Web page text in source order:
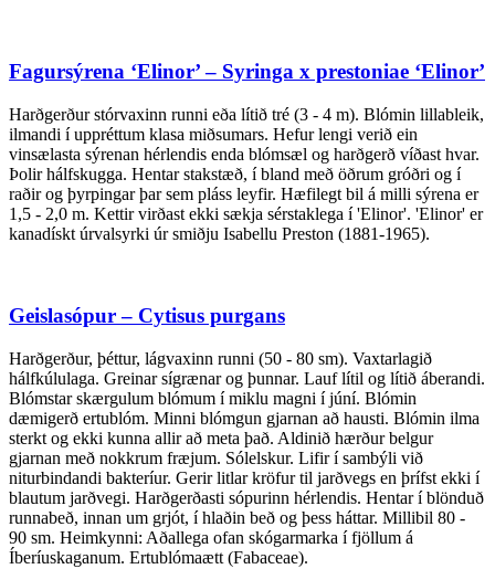
Fagursýrena ‘Elinor’ – Syringa x prestoniae ‘Elinor’
Harðgerður stórvaxinn runni eða lítið tré (3 - 4 m). Blómin lillableik,
ilmandi í uppréttum klasa miðsumars. Hefur lengi verið ein
vinsælasta sýrenan hérlendis enda blómsæl og harðgerð víðast hvar.
Þolir hálfskugga. Hentar stakstæð, í bland með öðrum gróðri og í
raðir og þyrpingar þar sem pláss leyfir. Hæfilegt bil á milli sýrena er
1,5 - 2,0 m. Kettir virðast ekki sækja sérstaklega í 'Elinor'. 'Elinor' er
kanadískt úrvalsyrki úr smiðju Isabellu Preston (1881-1965).
Geislasópur – Cytisus purgans
Harðgerður, þéttur, lágvaxinn runni (50 - 80 sm). Vaxtarlagið
hálfkúlulaga. Greinar sígrænar og þunnar. Lauf lítil og lítið áberandi.
Blómstar skærgulum blómum í miklu magni í júní. Blómin
dæmigerð ertublóm. Minni blómgun gjarnan að hausti. Blómin ilma
sterkt og ekki kunna allir að meta það. Aldinið hærður belgur
gjarnan með nokkrum fræjum. Sólelskur. Lifir í sambýli við
niturbindandi bakteríur. Gerir litlar kröfur til jarðvegs en þrífst ekki í
blautum jarðvegi. Harðgerðasti sópurinn hérlendis. Hentar í blönduð
runnabeð, innan um grjót, í hlaðin beð og þess háttar. Millibil 80 -
90 sm. Heimkynni: Aðallega ofan skógarmarka í fjöllum á
Íberíuskaganum. Ertublómaætt (Fabaceae).